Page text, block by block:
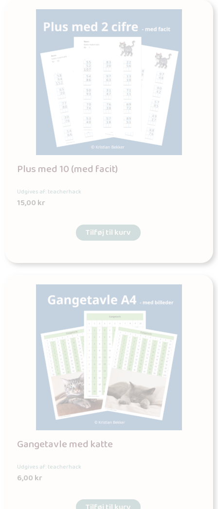
Plus med 10 (med facit)
Udgives af: teacherhack
15,00kr
Tilføj til kurv
Gangetavle med katte
Udgives af: teacherhack
6,00kr